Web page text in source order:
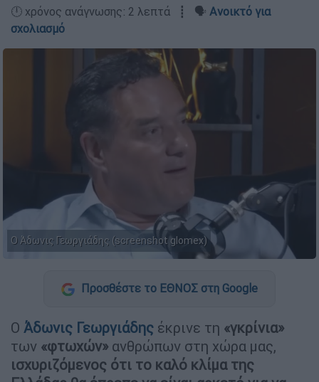
🕛 χρόνος ανάγνωσης: 2 λεπτά ┋ 🗣️ Ανοικτό για
σχολιασμό
Ο Άδωνις Γεωργιάδης (screenshot glomex)
Προσθέστε το ΕΘΝΟΣ στη Google
Ο Άδωνις Γεωργιάδης έκρινε τη «γκρίνια»
των «φτωχών» ανθρώπων στη χώρα μας,
ισχυριζόμενος ότι το καλό κλίμα της